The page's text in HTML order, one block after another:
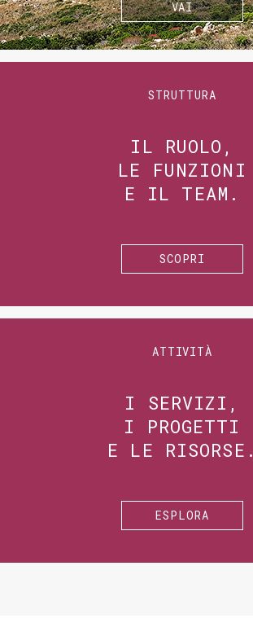
VAI
STRUTTURA
IL RUOLO,
LE FUNZIONI
E IL TEAM.
SCOPRI
ATTIVITÀ
I SERVIZI,
I PROGETTI
E LE RISORSE.
ESPLORA